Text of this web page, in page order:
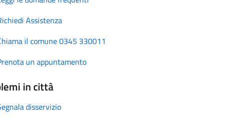
Assistenza
il comune 0345 330011
un appuntamento
in città
disservizio